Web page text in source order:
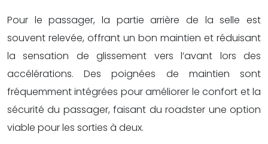
Pour le passager, la partie arrière de la selle est
souvent relevée, offrant un bon maintien et réduisant
la sensation de glissement vers l’avant lors des
accélérations. Des poignées de maintien sont
fréquemment intégrées pour améliorer le confort et la
sécurité du passager, faisant du roadster une option
viable pour les sorties à deux.